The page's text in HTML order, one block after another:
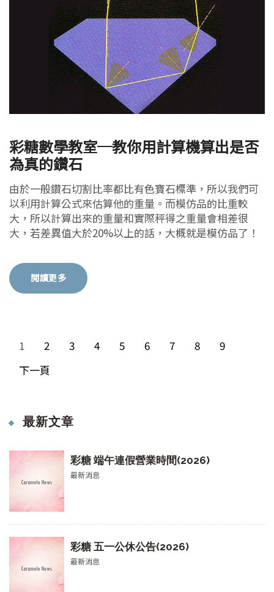
彩糖數學教室─教你用計算機算出是否
為真的鑽石
由於一般鑽石切割比率都比有色寶石標準，所以我們可
以利用計算公式來估算他的重量。而模仿品的比重較
大，所以計算出來的重量和實際秤得之重量會相差很
大，若差異值大於20%以上的話，大概就是模仿品了！
閱讀更多
1 2 3 4 5 6 7 8
9
下一頁
最新文章
彩糖 端午連假營業時間(2026)
最新消息
彩糖 五一公休公告(2026)
最新消息